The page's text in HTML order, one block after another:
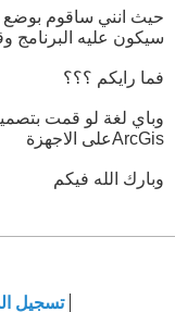
حيث انني ساقوم بوضع
سيكون عليه البرنامج
فما رايكم ؟؟؟
وباي لغة لو قمت
ArcGisعلى الاجهزة
وبارك الله فيكم
تسجيل